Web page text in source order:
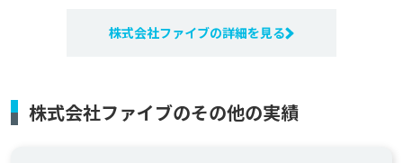
株式会社ファイブの詳細を見る
株式会社ファイブのその他の実績